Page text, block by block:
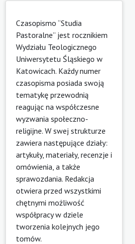
Czasopismo “Studia
Pastoralne” jest rocznikiem
Wydziału Teologicznego
Uniwersytetu Śląskiego w
Katowicach. Każdy numer
czasopisma posiada swoją
tematykę przewodnią
reagując na współczesne
wyzwania społeczno-
religijne. W swej strukturze
zawiera następujące działy:
artykuły, materiały, recenzje i
omówienia, a także
sprawozdania. Redakcja
otwiera przed wszystkimi
chętnymi możliwość
współpracy w dziele
tworzenia kolejnych jego
tomów.